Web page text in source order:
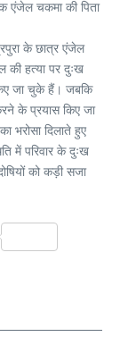
एंजेल चकमा की पिता
के छात्र एंजेल
की हत्या पर दुःख
जा चुके हैं। जबकि
के प्रयास किए जा
भरोसा दिलाते हुए
में परिवार के दुःख
को कड़ी सजा